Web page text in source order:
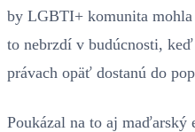
by LGBTI+ komunita
to nebrzdí v budúcnosti,
právach opäť dostanú do
Poukázal na to aj maďarský